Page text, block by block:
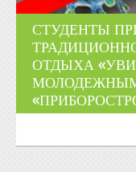
СТУДЕНТЫ
ОТДЫХА